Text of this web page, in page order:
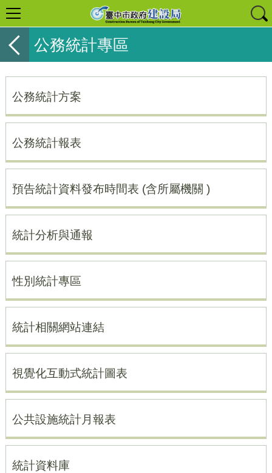
公務統計專區
公務統計方案
公務統計報表
預告統計資料發布時間表 (含所屬機關 )
統計分析與通報
性別統計專區
統計相關網站連結
視覺化互動式統計圖表
公共設施統計月報表
統計資料庫